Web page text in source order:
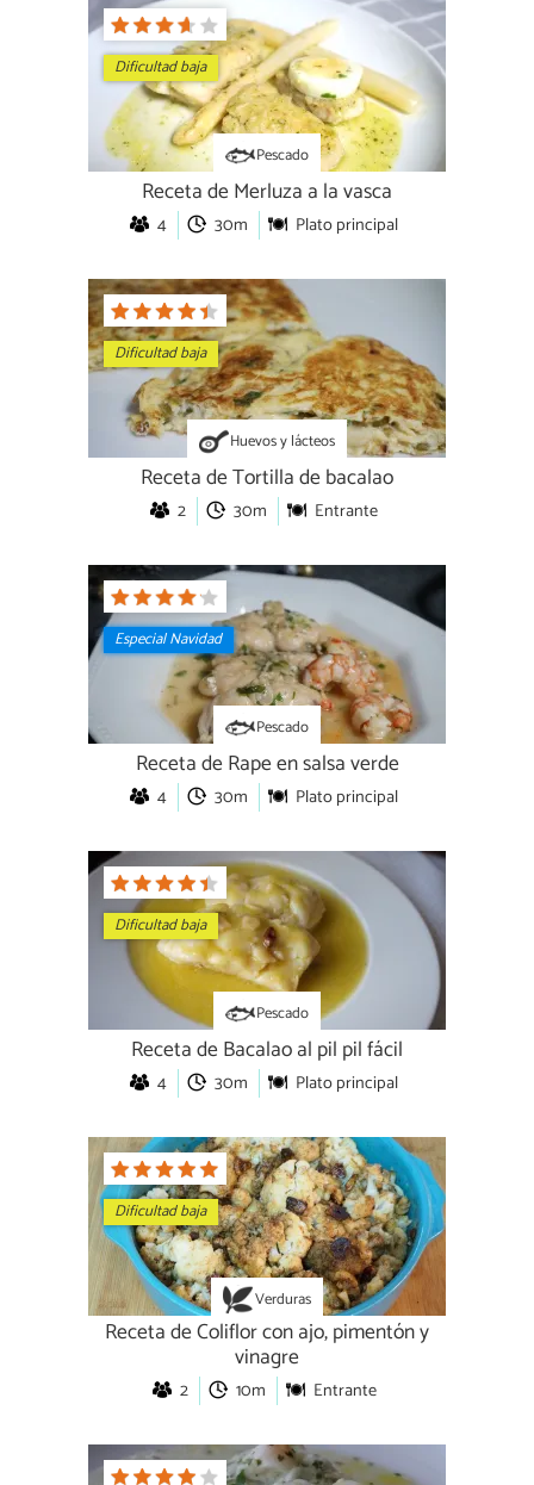
Dificultad baja
Pescado
Receta de Merluza a la vasca
4 30m Plato principal
Dificultad baja
Huevos y lácteos
Receta de Tortilla de bacalao
2 30m Entrante
Especial Navidad
Pescado
Receta de Rape en salsa verde
4 30m Plato principal
Dificultad baja
Pescado
Receta de Bacalao al pil pil fácil
4 30m Plato principal
Dificultad baja
Verduras
Receta de Coliflor con ajo, pimentón y
vinagre
2 10m Entrante